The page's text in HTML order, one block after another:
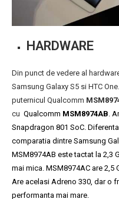
HARDWARE
Din punct de vedere al
Samsung Galaxy S5 si HTC One.
puternicul Qualcomm
cu Qualcomm MSM8974AB .
Snapdragon 801 SoC.
comparatia dintre Samsung
MSM8974AB este tactat la 2,3
mai mica. MSM8974AC are 2,5
Are acelasi Adreno 330, dar o
performanta mai mare.